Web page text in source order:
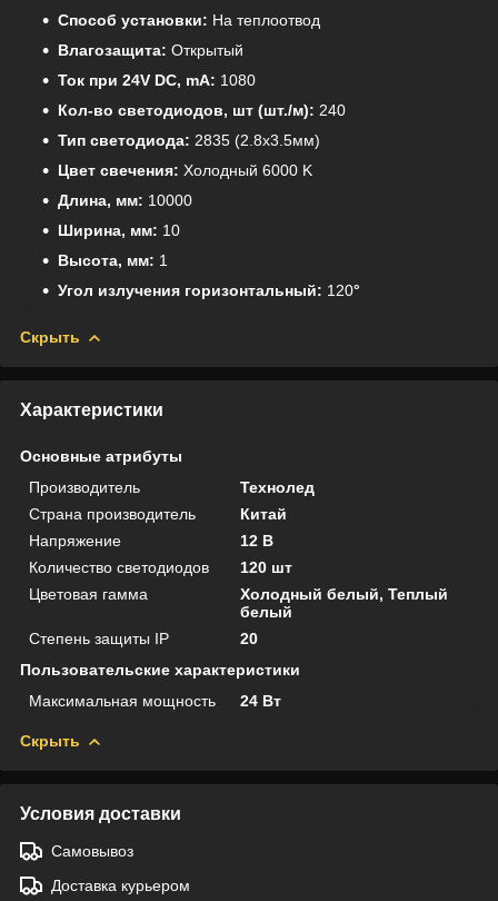
Способ установки: На теплоотвод
Влагозащита: Открытый
Ток при 24V DC, mA: 1080
Кол-во светодиодов, шт (шт./м): 240
Тип светодиода: 2835 (2.8x3.5мм)
Цвет свечения: Холодный 6000 K
Длина, мм: 10000
Ширина, мм: 10
Высота, мм: 1
Угол излучения горизонтальный: 120°
Скрыть
Характеристики
Основные атрибуты
Производитель
Технолед
Страна производитель
Китай
Напряжение
12 В
Количество светодиодов
120 шт
Цветовая гамма
Холодный белый, Теплый
белый
Степень защиты IP
20
Пользовательские характеристики
Максимальная мощность
24 Вт
Скрыть
Условия доставки
Самовывоз
Доставка курьером